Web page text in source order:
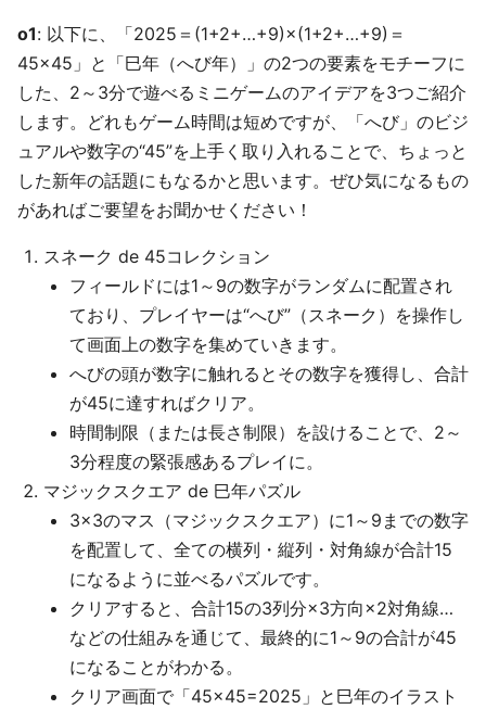
o1: 以下に、「2025＝(1+2+…+9)×(1+2+…+9)＝
45×45」と「巳年（へび年）」の2つの要素をモチーフに
した、2～3分で遊べるミニゲームのアイデアを3つご紹介
します。どれもゲーム時間は短めですが、「へび」のビジ
ュアルや数字の“45”を上手く取り入れることで、ちょっと
した新年の話題にもなるかと思います。ぜひ気になるもの
があればご要望をお聞かせください！
スネーク de 45コレクション
フィールドには1～9の数字がランダムに配置され
ており、プレイヤーは“へび”（スネーク）を操作し
て画面上の数字を集めていきます。
へびの頭が数字に触れるとその数字を獲得し、合計
が45に達すればクリア。
時間制限（または長さ制限）を設けることで、2～
3分程度の緊張感あるプレイに。
マジックスクエア de 巳年パズル
3×3のマス（マジックスクエア）に1～9までの数字
を配置して、全ての横列・縦列・対角線が合計15
になるように並べるパズルです。
クリアすると、合計15の3列分×3方向×2対角線…
などの仕組みを通じて、最終的に1～9の合計が45
になることがわかる。
クリア画面で「45×45=2025」と巳年のイラスト